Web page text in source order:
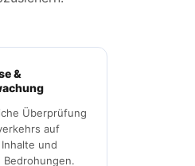
&
Überprüfung
auf
und
Bedrohungen.